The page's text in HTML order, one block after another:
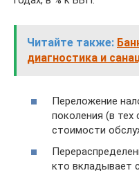
Читайте также:
диагностика и
Переложение
поколения (в тех
стоимости
кто вкладывает